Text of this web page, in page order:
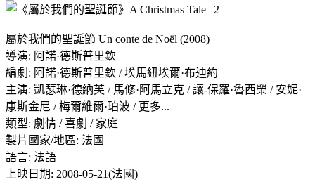
屬於我們的聖誕節 Un conte de Noël (2008)
導演: 阿諾·德斯普里欽
編劇: 阿諾·德斯普里欽 / 埃馬紐埃爾·布迪約
主演: 凱瑟琳·德納芙 / 馬修·阿馬立克 / 讓-保羅·魯西榮 / 安妮·
康斯金尼 / 梅爾維爾·珀波 / 更多...
類型: 劇情 / 喜劇 / 家庭
製片國家/地區: 法國
語言: 法語
上映日期: 2008-05-21(法國)